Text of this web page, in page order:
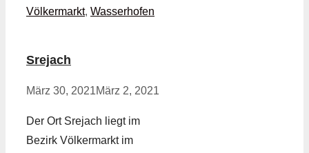
Völkermarkt, Wasserhofen
Srejach
März 30, 2021März 2, 2021
Der Ort Srejach liegt im
Bezirk Völkermarkt im